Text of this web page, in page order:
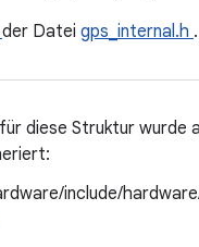
der Datei gps_internal.h .
diese Struktur wurde
include/